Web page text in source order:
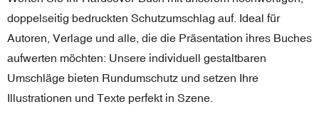
doppelseitig bedruckten Schutzumschlag auf. Ideal für
Autoren, Verlage und alle, die die Präsentation ihres Buches
aufwerten möchten: Unsere individuell gestaltbaren
Umschläge bieten Rundumschutz und setzen Ihre
Illustrationen und Texte perfekt in Szene.